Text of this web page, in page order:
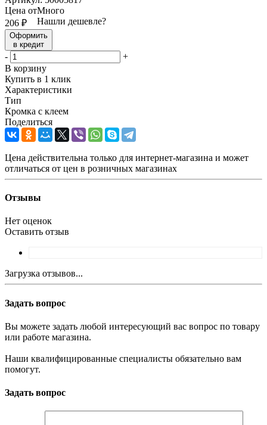
Цена от
206 ₽
Оформить
в кредит
Много
Нашли дешевле?
-
+
В корзину
Купить в 1 клик
Характеристики
Тип
Кромка с клеем
Поделиться
Цена действительна только для интернет-магазина и может
отличаться от цен в розничных магазинах
Отзывы
Нет оценок
Оставить отзыв
Загрузка отзывов...
Задать вопрос
Вы можете задать любой интересующий вас вопрос по товару
или работе магазина.
Наши квалифицированные специалисты обязательно вам
помогут.
Задать вопрос